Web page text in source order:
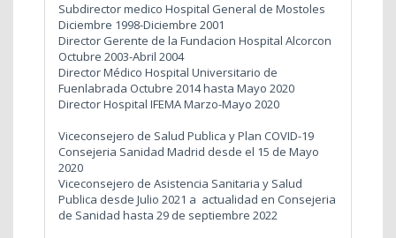
Subdirector medico Hospital General de Mostoles
Diciembre 1998-Diciembre 2001
Director Gerente de la Fundacion Hospital Alcorcon
Octubre 2003-Abril 2004
Director Médico Hospital Universitario de
Fuenlabrada Octubre 2014 hasta Mayo 2020
Director Hospital IFEMA Marzo-Mayo 2020
Viceconsejero de Salud Publica y Plan COVID-19
Consejeria Sanidad Madrid desde el 15 de Mayo
2020
Viceconsejero de Asistencia Sanitaria y Salud
Publica desde Julio 2021 a actualidad en Consejeria
de Sanidad hasta 29 de septiembre 2022